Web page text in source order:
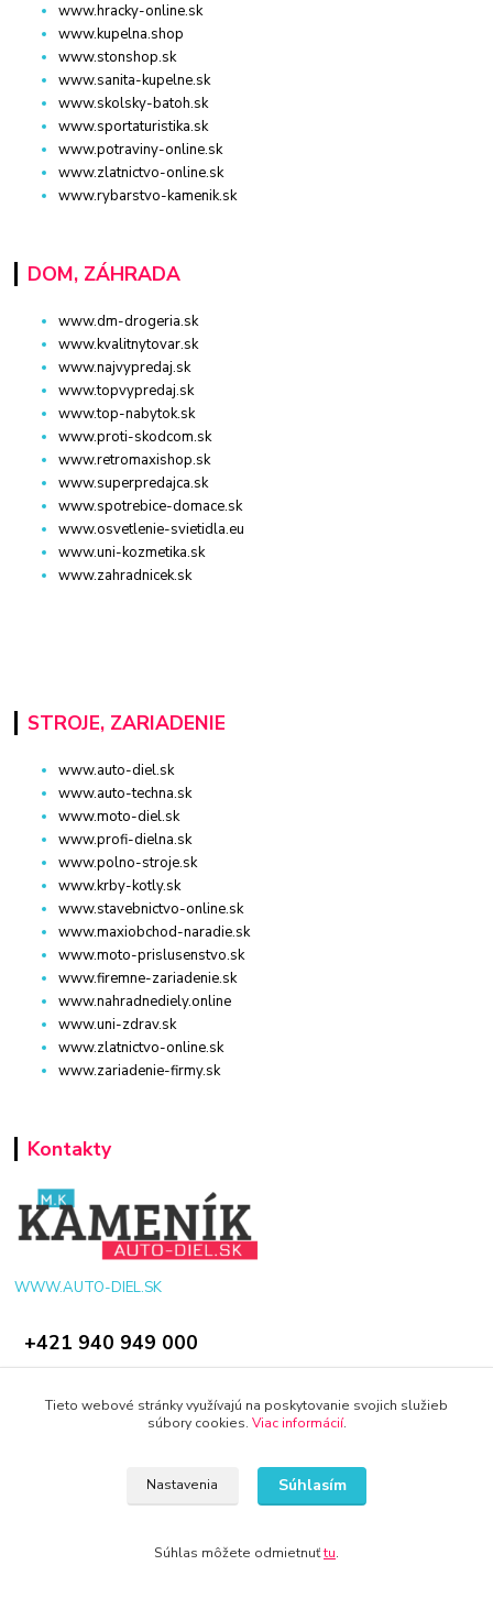
www.hracky-online.sk
www.kupelna.shop
www.stonshop.sk
www.sanita-kupelne.sk
www.skolsky-batoh.sk
www.sportaturistika.sk
www.potraviny-online.sk
www.zlatnictvo-online.sk
www.rybarstvo-kamenik.sk
DOM, ZÁHRADA
www.dm-drogeria.sk
www.kvalitnytovar.sk
www.najvypredaj.sk
www.topvypredaj.sk
www.top-nabytok.sk
www.proti-skodcom.sk
www.retromaxishop.sk
www.superpredajca.sk
www.spotrebice-domace.sk
www.osvetlenie-svietidla.eu
www.uni-kozmetika.sk
www.zahradnicek.sk
STROJE, ZARIADENIE
www.auto-diel.sk
www.auto-techna.sk
www.moto-diel.sk
www.profi-dielna.sk
www.polno-stroje.sk
www.krby-kotly.sk
www.stavebnictvo-online.sk
www.maxiobchod-naradie.sk
www.moto-prislusenstvo.sk
www.firemne-zariadenie.sk
www.nahradnediely.online
www.uni-zdrav.sk
www.zlatnictvo-online.sk
www.zariadenie-firmy.sk
Kontakty
WWW.AUTO-DIEL.SK
+421 940 949 000
© 2024 Všetky práva vyhradené KAMENIK.SK
Tieto webové stránky využívajú na poskytovanie svojich služieb
súbory cookies. Viac informácií.
Nastavenia Súhlasím
Súhlas môžete odmietnuťtu.